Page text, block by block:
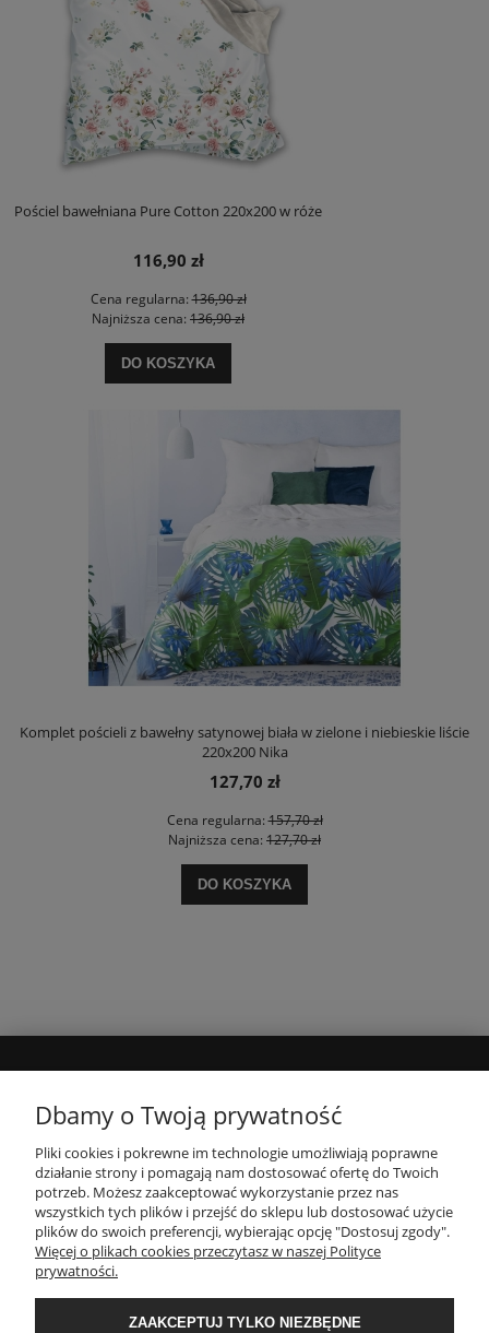
Pościel bawełniana Pure Cotton 220x200 w róże
116,90 zł
Cena regularna:136,90 zł
Najniższa cena: 136,90 zł
DO KOSZYKA
Komplet pościeli z bawełny satynowej biała w zielone i niebieskie liście
220x200 Nika
127,70 zł
Cena regularna:157,70 zł
Najniższa cena: 127,70 zł
DO KOSZYKA
INFORMACJE
PŁATNOŚCI I DOSTAWA
O NAS
Dbamy o Twoją prywatność
Pliki cookies i pokrewne im technologie umożliwiają poprawne
działanie strony i pomagają nam dostosować ofertę do Twoich
potrzeb. Możesz zaakceptować wykorzystanie przez nas
wszystkich tych plików i przejść do sklepu lub dostosować użycie
plików do swoich preferencji, wybierając opcję "Dostosuj zgody".
Więcej o plikach cookies przeczytasz w naszej Polityce
prywatności.
ZAAKCEPTUJ TYLKO NIEZBĘDNE